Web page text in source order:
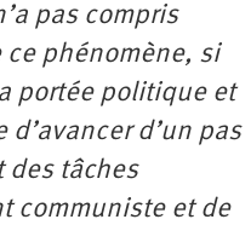
pas compris
ce phénomène, si
portée politique et
d’un pas
des tâches
communiste et de